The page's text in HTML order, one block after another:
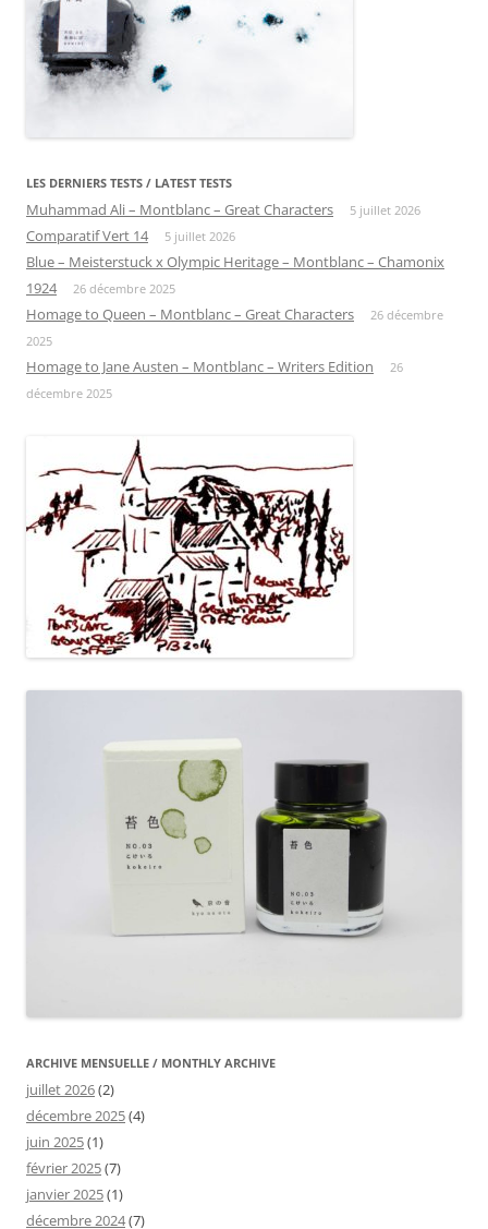
LES DERNIERS TESTS / LATEST TESTS
Muhammad Ali – Montblanc – Great Characters 5 juillet 2026
Comparatif Vert 14 5 juillet 2026
Blue – Meisterstuck x Olympic Heritage – Montblanc – Chamonix
1924
26 décembre 2025
Homage to Queen – Montblanc – Great Characters
26 décembre
2025
Homage to Jane Austen – Montblanc – Writers Edition
26
décembre 2025
ARCHIVE MENSUELLE / MONTHLY ARCHIVE
juillet 2026(2)
décembre 2025(4)
juin 2025(1)
février 2025(7)
janvier 2025(1)
décembre 2024(7)